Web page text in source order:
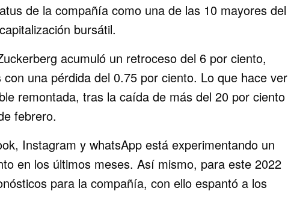
de la compañía como una de las 10 mayores del
bursátil.
acumuló un retroceso del 6 por ciento,
una pérdida del 0.75 por ciento. Lo que hace ver
remontada, tras la caída de más del 20 por ciento
febrero.
Instagram y whatsApp está experimentando un
en los últimos meses. Así mismo, para este 2022
para la compañía, con ello espantó a los